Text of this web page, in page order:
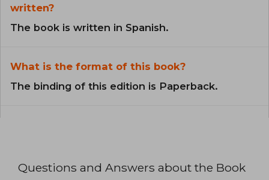
written?
The book is written in Spanish.
What is the format of this book?
The binding of this edition is Paperback.
Questions and Answers about the Book